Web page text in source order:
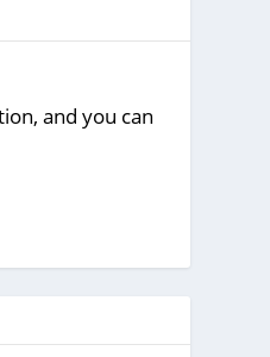
and you can